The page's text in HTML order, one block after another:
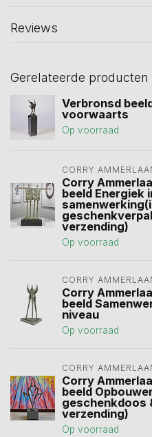
Reviews
Gerelateerde producten
Verbronsd
voorwaarts
Op voorraad
CORRY
Corry
beeld Energiek
verzending)
Op voorraad
CORRY
Corry
beeld
niveau
Op voorraad
CORRY
Corry
beeld
geschenkdoos
verzending)
Op voorraad